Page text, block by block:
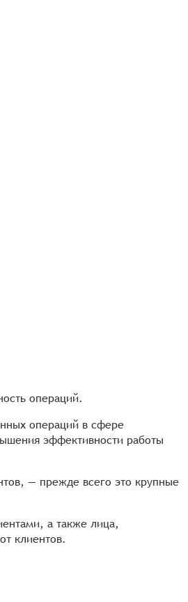
операций.
операций в сфере
эффективности работы
— прежде всего это крупные
а также лица,
клиентов.